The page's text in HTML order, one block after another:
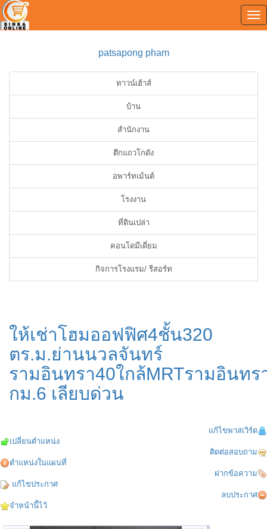
patsapong pham
ทาวน์เฮ้าส์
บ้าน
สำนักงาน
ตึกแถวโกดัง
อพาร์ทเม้นต์
โรงงาน
ที่ดินเปล่า
คอนโดมีเดี่ยม
กิจการโรงแรม/ รีสอร์ท
ให้เช่าโฮมออฟฟิศ4ชั้น320
ตร.ม.ย่านนวลจันทร์
รามอินทรา40ใกล้MRTรามอินทร
กม.6 เลียบด่วน
แก้ไขพาสเวิร์ด
เปลี่ยนตำแหน่ง
ติดต่อสอบถาม
ตำแหน่งในแผนที่
ฝากข้อความ
แก้ไขประกาศ
ลบประกาศ
จำหน้านี้ไว้